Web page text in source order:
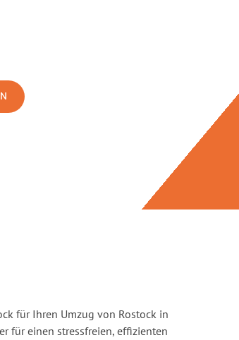
für Ihren Umzug von Rostock in
für einen stressfreien, effizienten